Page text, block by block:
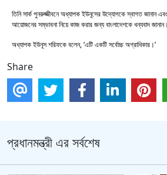
তিনি সার্ক পুনরুজ্জীবনে অধ্যাপক ইউনূসের উদ্যোগকে স্বাগত জানান
আয়োজনের সম্ভাবনা নিয়ে কাজ করার জন্য বাংলাদেশকে ধন্যবাদ জানান।
অধ্যাপক ইউনূস শরিফকে বলেন, ‘এটি একটি সর্বোচ্চ অগ্রাধিকার।’
Share
প্রধানমন্ত্রী এর সর্বশেষ